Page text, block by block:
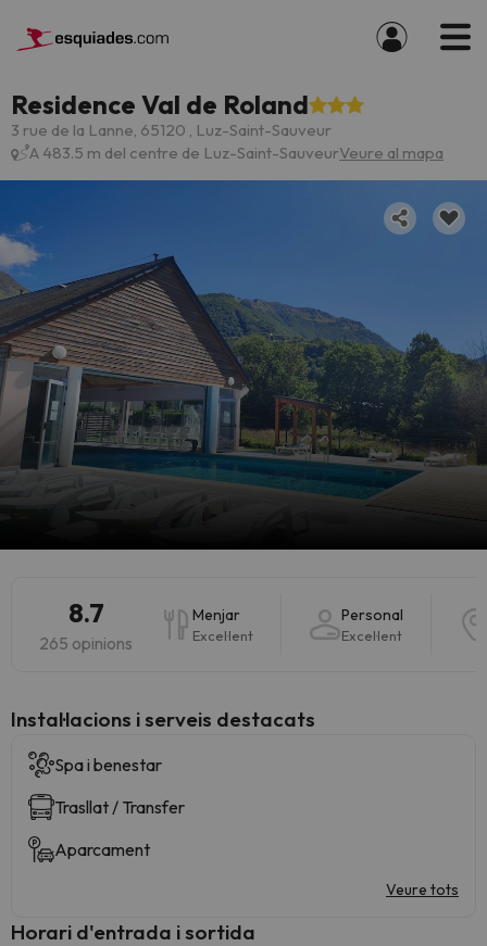
Residence Val de Roland
3 rue de la Lanne, 65120 , Luz-Saint-Sauveur
A 483.5 m del centre de Luz-Saint-SauveurVeure al mapa
8.7
265 opinions
Menjar
Excel·lent
Personal
Excel·lent
Instal·lacions i serveis destacats
Spa i benestar
Trasllat / Transfer
Aparcament
Veure tots
Horari d'entrada i sortida